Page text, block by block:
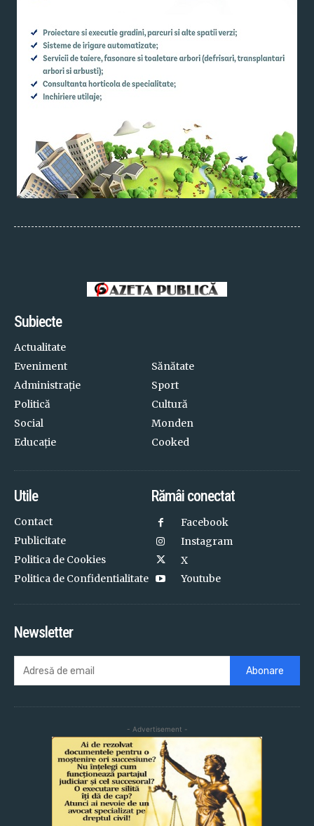
Subiecte
Actualitate
Eveniment
Administrație
Politică
Social
Educație
Sănătate
Sport
Cultură
Monden
Cooked
Utile
Contact
Publicitate
Politica de Cookies
Politica de Confidentialitate
Rămâi conectat
Facebook
Instagram
X
Youtube
Newsletter
Abonare
- Advertisement -